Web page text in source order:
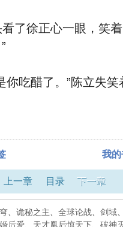
徐正心一眼，笑着
醋了。”陈立失笑
我
上一章 目录 下一章
诡秘之主 全球论战 剑域
后爱 天才凰后惊天下 破神